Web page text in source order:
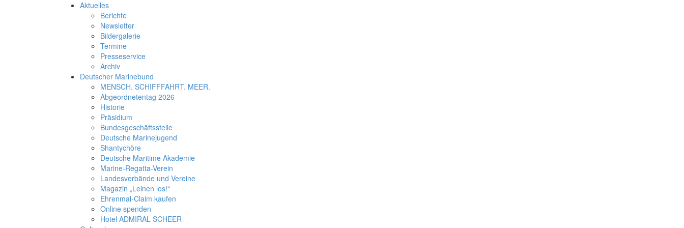
Aktuelles
Berichte
Newsletter
Bildergalerie
Termine
Presseservice
Archiv
Deutscher Marinebund
MENSCH. SCHIFFFAHRT. MEER.
Abgeordnetentag 2026
Historie
Präsidium
Bundesgeschäftsstelle
Deutsche Marinejugend
Shantychöre
Deutsche Maritime Akademie
Marine-Regatta-Verein
Landesverbände und Vereine
Magazin „Leinen los!“
Ehrenmal-Claim kaufen
Online spenden
Hotel ADMIRAL SCHEER